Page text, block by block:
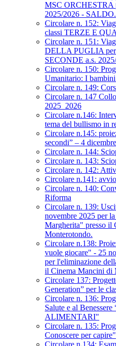
MSC ORCHESTRA
2025/2026 - SALDO.
Circolare n. 152:
classi TERZE E
Circolare n. 151:
DELLA PUGLIA per
SECONDE a.s.
Circolare n. 150:
Umanitario: I
Circolare n. 149:
Circolare n. 147
2025_2026
Circolare n.146:
tema del bullismo in
Circolare n.145:
secondi” – 4
Circolare n. 144:
Circolare n. 143:
Circolare n. 142:
Circolare n.141:
Circolare n. 140:
Riforma
Circolare n. 139:
novembre 2025 per
Margherita" presso il
Monterotondo.
Circolare n.138:
vuole giocare" - 25
per l'eliminazione
il Cinema Mancini di
Circolare 137:
Generation” per le
Circolare n. 136:
Salute e al
ALIMENTARI"
Circolare n. 135:
Conoscere per capire"